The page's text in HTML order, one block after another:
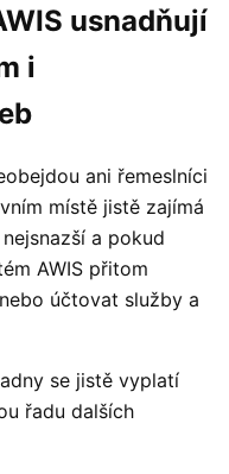
usnadňují
i
ani řemeslníci
místě jistě zajímá
a pokud
AWIS přitom
účtovat služby a
se jistě vyplatí
řadu dalších